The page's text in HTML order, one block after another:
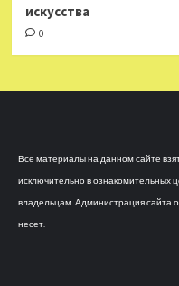
искусства
0
Все материалы на данном сайте
исключительно в ознакомительных
владельцам. Администрация сайта
несет.